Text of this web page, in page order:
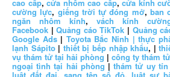
cao cấp, cửa nhôm cao cấp, cửa kính
cường lực, giếng trời tự đóng mở, ban
ngăn nhôm kính, vách kính
Facebook |Quảng cáo TikTok | Quảng
Google Ads| Toyota Bắc Ninh | thực
lạnh Sápito | thiết bị bếp nhập khẩu, |
vụ thám tử tại hải phòng | công ty thám
ngoại tình tại hải phòng |thám tử uy